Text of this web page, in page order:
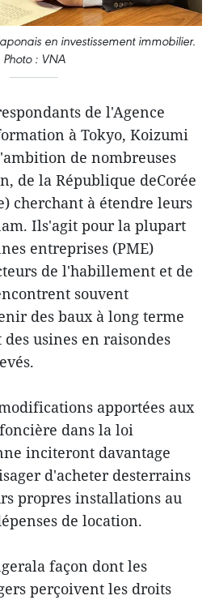
en investissement immobilier.
Photo : VNA
de l'Agence
à Tokyo, Koizumi
de nombreuses
de la République deCorée
cherchant à étendre leurs
Ils'agit pour la plupart
entreprises (PME)
de l'habillement et de
souvent
des baux à long terme
usines en raisondes
apportées aux
dans la loi
inciteront davantage
d'acheter desterrains
propres installations au
de location.
façon dont les
perçoivent les droits